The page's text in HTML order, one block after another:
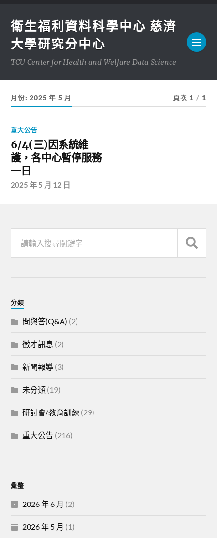
衛生福利資料科學中心 慈濟
大學研究分中心
TCU Center for Health and Welfare Data Science
月份:2025 年 5 月 頁次 1 / 1
重大公告
6/4(三)因系統維
護，各中心暫停服務
一日
2025 年 5 月 12 日
分類
問與答(Q&A) (2)
徵才訊息 (2)
新聞報導 (3)
未分類 (19)
研討會/教育訓練 (29)
重大公告 (216)
彙整
2026 年 6 月 (2)
2026 年 5 月 (1)